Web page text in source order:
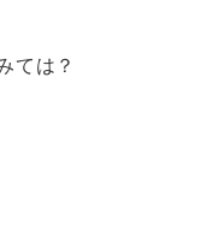
ては？